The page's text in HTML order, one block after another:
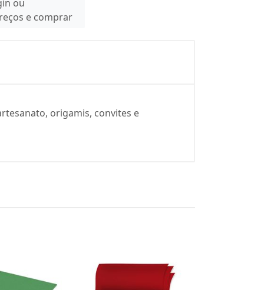
ou
e comprar
origamis, convites e